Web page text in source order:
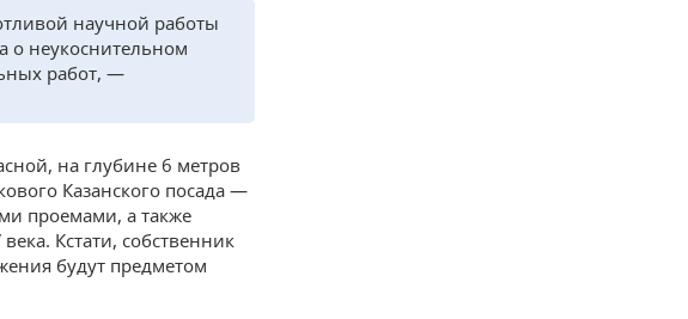
научной работы
о неукоснительном
работ, —
на глубине 6 метров
Казанского посада —
проемами, а также
Кстати, собственник
будут предметом